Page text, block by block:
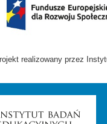
realizowany przez